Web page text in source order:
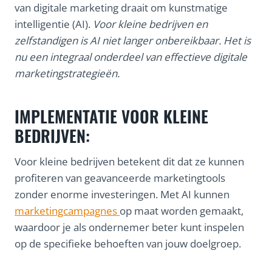
van digitale marketing draait om kunstmatige
intelligentie (AI). Voor kleine bedrijven en
zelfstandigen is AI niet langer onbereikbaar. Het is
nu een integraal onderdeel van effectieve digitale
marketingstrategieën.
IMPLEMENTATIE VOOR KLEINE
BEDRIJVEN:
Voor kleine bedrijven betekent dit dat ze kunnen
profiteren van geavanceerde marketingtools
zonder enorme investeringen. Met AI kunnen
marketingcampagnes op maat worden gemaakt,
waardoor je als ondernemer beter kunt inspelen
op de specifieke behoeften van jouw doelgroep.